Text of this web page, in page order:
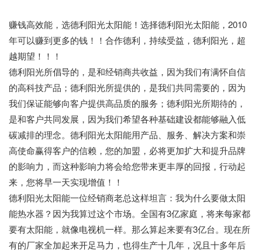
赚钱高效能，选德利阳光太阳能！选择德利阳光太阳能，2010
年可以赚到更多的钱！！合作德利，持续受益，德利阳光，超
越期望！！！
德利阳光所倡导的，是和经销商共收益，因为我们有满怀自信
的高科技产品；德利阳光所提供的，是我们共同需要的，因为
我们保证能够向客户提供高品质的服务；德利阳光所期待的，
是和客户共同发展，因为我们希望各种基础建设都能够融入低
碳减排的理念。德利阳光太阳能用产品、服务、解决方案和崇
高使命赢得客户的信赖，您的加盟，必将更加扩大和提升品牌
的影响力，而这种影响力将会给您带来更丰厚的回报，行动起
来，您将早一天实现增值！！
德利阳光太阳能一位经销商老总这样坦言：我为什么要做太阳
能热水器？因为我算过这个市场。全国有3亿家庭，将来每家都
要有太阳能，就像电视机一样。那么算起来要有3亿台。现在所
有的厂家全加起来开足马力，也得生产十几年，况且十多年后